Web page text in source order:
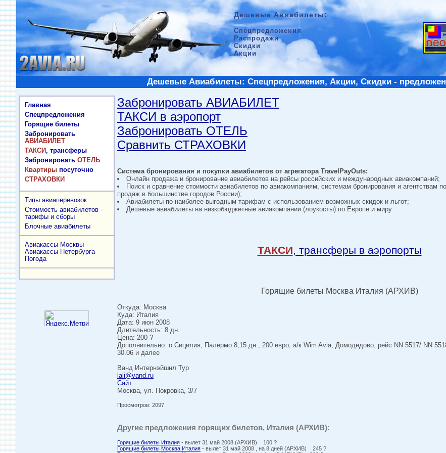
Дешевые Авиабилеты:
Спецпредложения
Распродажи
Скидки
Акции
Дешевые Авиабилеты: Спецпредложения, Акции, Скидки -
Главная
Спецпредложения
Горящие билеты
Забронировать
АВИАБИЛЕТ
ТАКСИ, трансферы
Забронировать ОТЕЛЬ
Квартиры посуточно
СТРАХОВКИ
Типы авиаперевозок
Стоимость авиабилетов -
тарифы и сборы
Блочные авиабилеты
Авиакассы Москвы
Авиакассы Петербурга
Погода
Забронировать АВИАБИЛЕТ
ТАКСИ в аэропорт
Забронировать ОТЕЛЬ
Сравнить СТРАХОВКИ
Система бронирования и покупки авиабилетов от агрегатора TravelPayOuts:
Онлайн продажа и бронирование авиабилетов на рейсы российских и международных авиакомпаний;
Поиск и сравнение стоимости авиабилетов по авиакомпаниям, системам бронирования и агентствам
продаж в большинстве городов России);
Авиабилеты по наиболее выгодным тарифам с использованием возможных скидок и льгот;
Дешевые авиабилеты на низкобюджетные авиакомпании (лоукосты) по Европе и миру.
ТАКСИ, трансферы в аэропорты
Горящие билеты Москва Италия (АРХИВ)
Откуда: Москва
Куда: Италия
Дата: 9 июн 2008
Длительность: 8 дн.
Цена: 200 ?
Дополнительно: о.Сицилия, Палермо 8,15 дн., 200 евро, а/к Wim Avia, Домодедово, рейс NN 5517/ NN
30.06 и далее
Ванд Интернэйшнл Тур
lali@vand.ru
Сайт
Москва, ул. Покровка, 3/7
Просмотров: 2097
Другие предложения горящих билетов, Италия (АРХИВ):
Горящие билеты Италия - вылет 31 май 2008 (АРХИВ) 100 ?
Горящие билеты Москва Италия - вылет 31 май 2008 , на 8 дней (АРХИВ) 245 ?